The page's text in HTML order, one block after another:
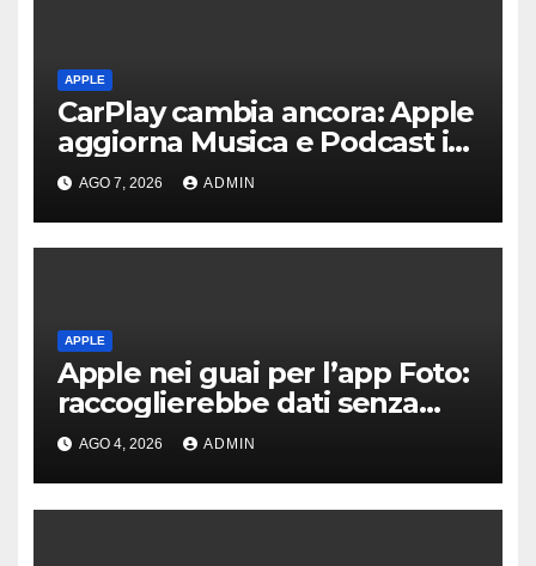
APPLE
CarPlay cambia ancora: Apple
aggiorna Musica e Podcast in
auto
AGO 7, 2026 ADMIN
APPLE
Apple nei guai per l’app Foto:
raccoglierebbe dati senza
consenso
AGO 4, 2026 ADMIN